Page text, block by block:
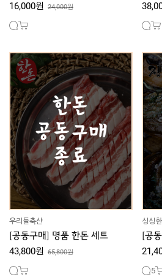
16,000원 24,000원
우리들축산
[공동구매] 명품 한돈 세트
43,800원 65,800원
싱싱
[공
5